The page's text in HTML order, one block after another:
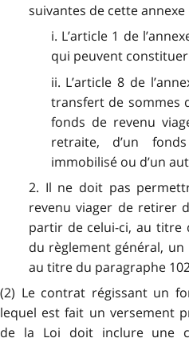
suivantes de cette annexe
i. L’article 1 de
qui peuvent
ii. L’article 8 de
transfert de sommes
fonds de revenu
retraite, d’un
immobilisé ou d’un
2. Il ne doit pas
revenu viager de retirer
partir de celui-ci, au titre
du règlement général,
au titre du paragraphe
(2) Le contrat régissant un
lequel est fait un versement
de la Loi doit inclure une